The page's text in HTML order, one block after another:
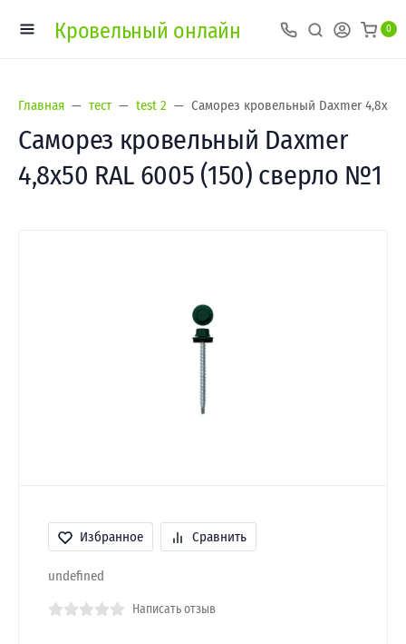
Кровельный онлайн 0
Главная тест test 2 Саморез кровельный Daxmer
Саморез кровельный Daxmer
4,8х50 RAL 6005 (150) сверло №1
Избранное Сравнить
undefined
Написать отзыв